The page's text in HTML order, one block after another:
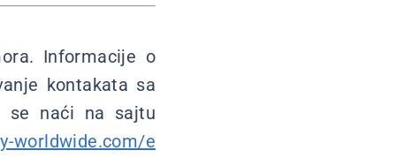
Informacije o
kontakata sa
se naći na sajtu
worldwide.com/e